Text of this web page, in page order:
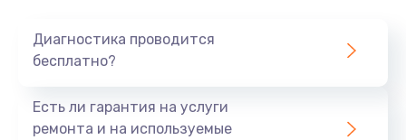
Диагностика проводится
бесплатно?
Есть ли гарантия на услуги
ремонта и на используемые